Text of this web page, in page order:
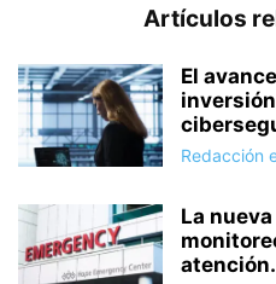
Artículos
El
Redacción
La